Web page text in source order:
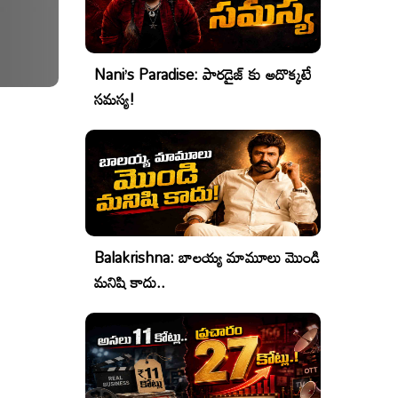
Nani’s Paradise: పారడైజ్ కు అదొక్కటే
సమస్య!
Balakrishna: బాలయ్య మామూలు మొండి
మనిషి కాదు..